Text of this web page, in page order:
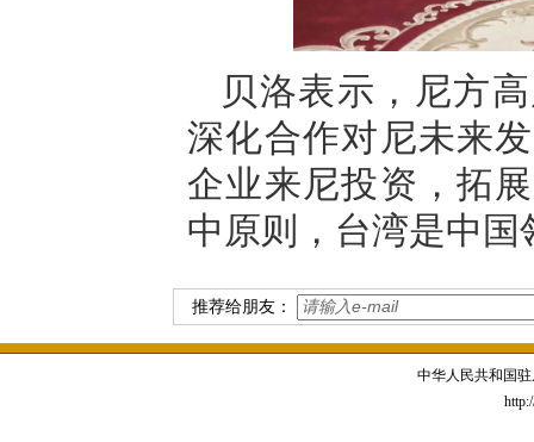
贝洛表示，尼方
深化合作对尼未来
企业来尼投资，拓
中原则，台湾是中
推荐给朋友：
中华人民共和国